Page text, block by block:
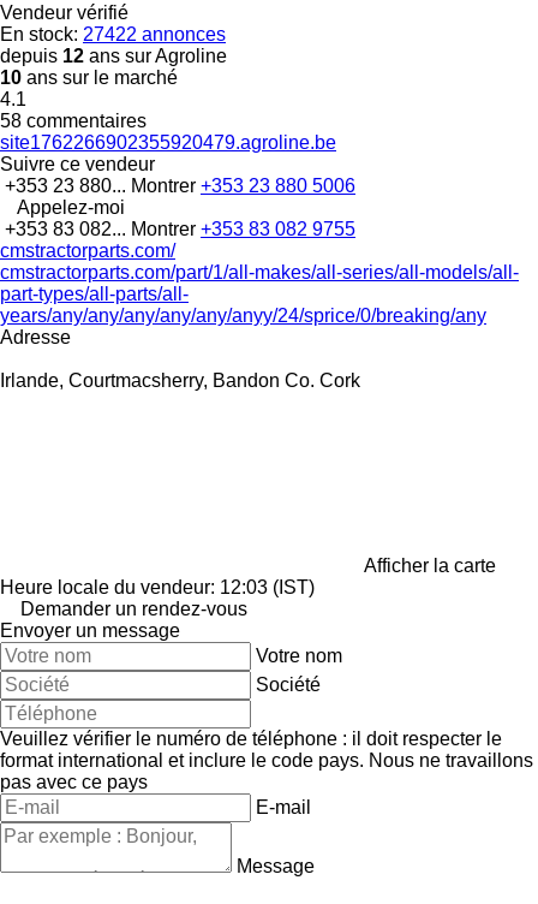
Vendeur vérifié
En stock: 27422 annonces
depuis 12 ans sur Agroline
10 ans sur le marché
4.1
58 commentaires
site1762266902355920479.agroline.be
Suivre ce vendeur
+353 23 880... Montrer +353 23 880 5006
Appelez-moi
+353 83 082... Montrer +353 83 082 9755
cmstractorparts.com/
cmstractorparts.com/part/1/all-makes/all-series/all-models/all-
part-types/all-parts/all-
years/any/any/any/any/any/anyy/24/sprice/0/breaking/any
Adresse
Irlande, Courtmacsherry, Bandon Co. Cork
Afficher la carte
Heure locale du vendeur: 12:03 (IST)
Demander un rendez-vous
Envoyer un message
Votre nom
Société
Veuillez vérifier le numéro de téléphone : il doit respecter le
format international et inclure le code pays. Nous ne travaillons
pas avec ce pays
E-mail
Message